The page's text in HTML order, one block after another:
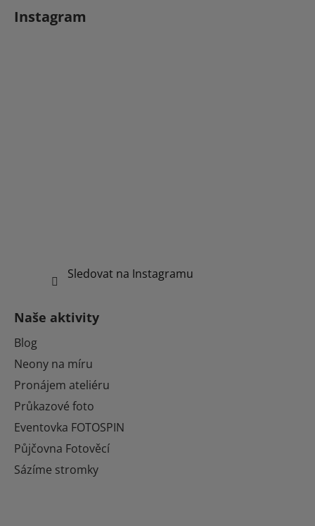
Instagram
Sledovat na Instagramu
Naše aktivity
Blog
Neony na míru
Pronájem ateliéru
Průkazové foto
Eventovka FOTOSPIN
Půjčovna Fotověcí
Sázíme stromky